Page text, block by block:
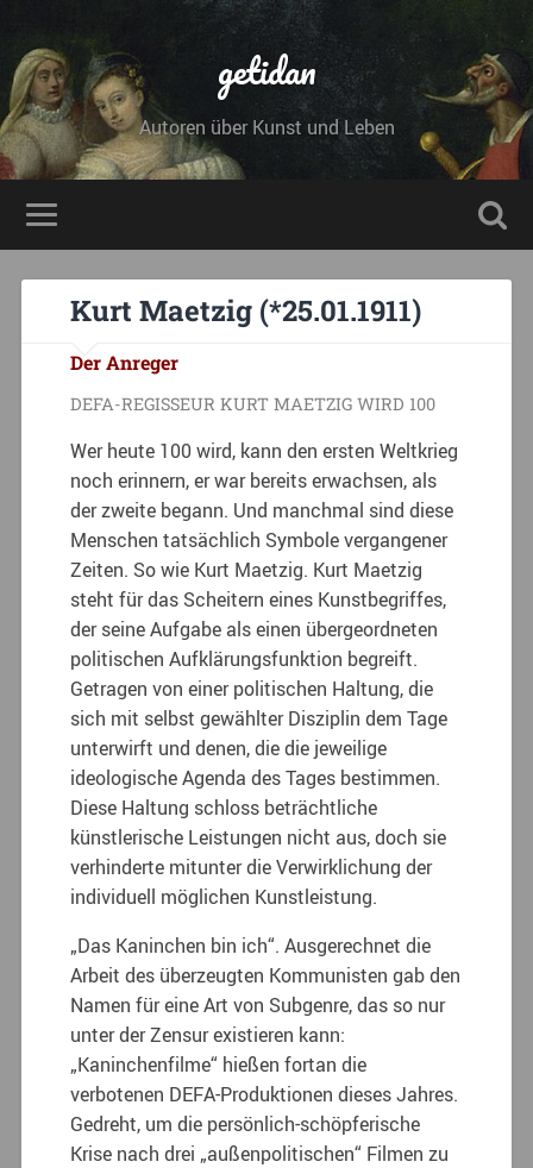
getidan
Autoren über Kunst und Leben
Kurt Maetzig (*25.01.1911)
Der Anreger
DEFA-REGISSEUR KURT MAETZIG WIRD 100
Wer heute 100 wird, kann den ersten Weltkrieg
noch erinnern, er war bereits erwachsen, als
der zweite begann. Und manchmal sind diese
Menschen tatsächlich Symbole vergangener
Zeiten. So wie Kurt Maetzig. Kurt Maetzig
steht für das Scheitern eines Kunstbegriffes,
der seine Aufgabe als einen übergeordneten
politischen Aufklärungsfunktion begreift.
Getragen von einer politischen Haltung, die
sich mit selbst gewählter Disziplin dem Tage
unterwirft und denen, die die jeweilige
ideologische Agenda des Tages bestimmen.
Diese Haltung schloss beträchtliche
künstlerische Leistungen nicht aus, doch sie
verhinderte mitunter die Verwirklichung der
individuell möglichen Kunstleistung.
„Das Kaninchen bin ich“. Ausgerechnet die
Arbeit des überzeugten Kommunisten gab den
Namen für eine Art von Subgenre, das so nur
unter der Zensur existieren kann:
„Kaninchenfilme“ hießen fortan die
verbotenen DEFA-Produktionen dieses Jahres.
Gedreht, um die persönlich-schöpferische
Krise nach drei „außenpolitischen“ Filmen zu